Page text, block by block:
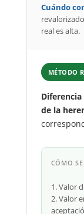
Cuándo
real es alta.
MÉTODO
de la
CÓMO
1. Valor
2. Valor